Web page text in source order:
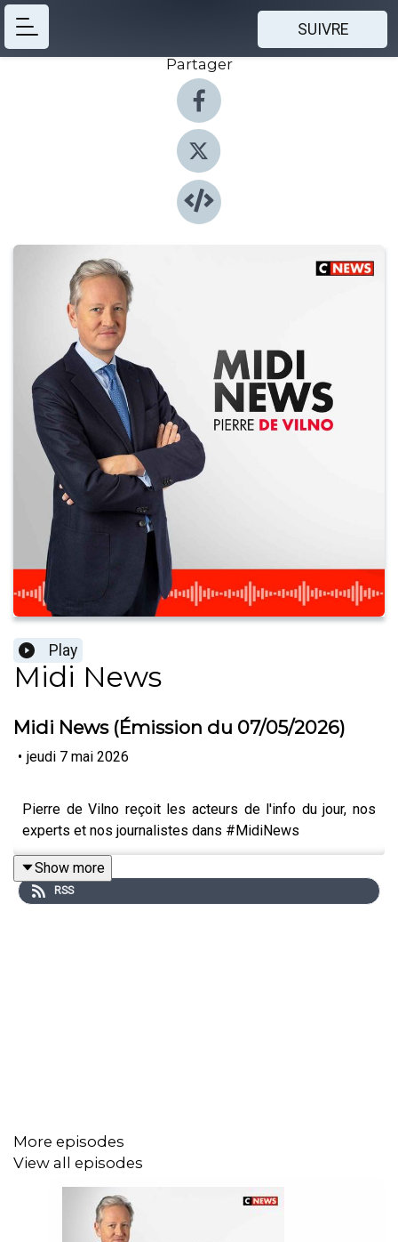
SUIVRE
Partager
Play
Midi News
Midi News (Émission du 07/05/2026)
• jeudi 7 mai 2026
Pierre de Vilno reçoit les acteurs de l'info du jour, nos
experts et nos journalistes dans #MidiNews
Show more
RSS
More episodes
View all episodes